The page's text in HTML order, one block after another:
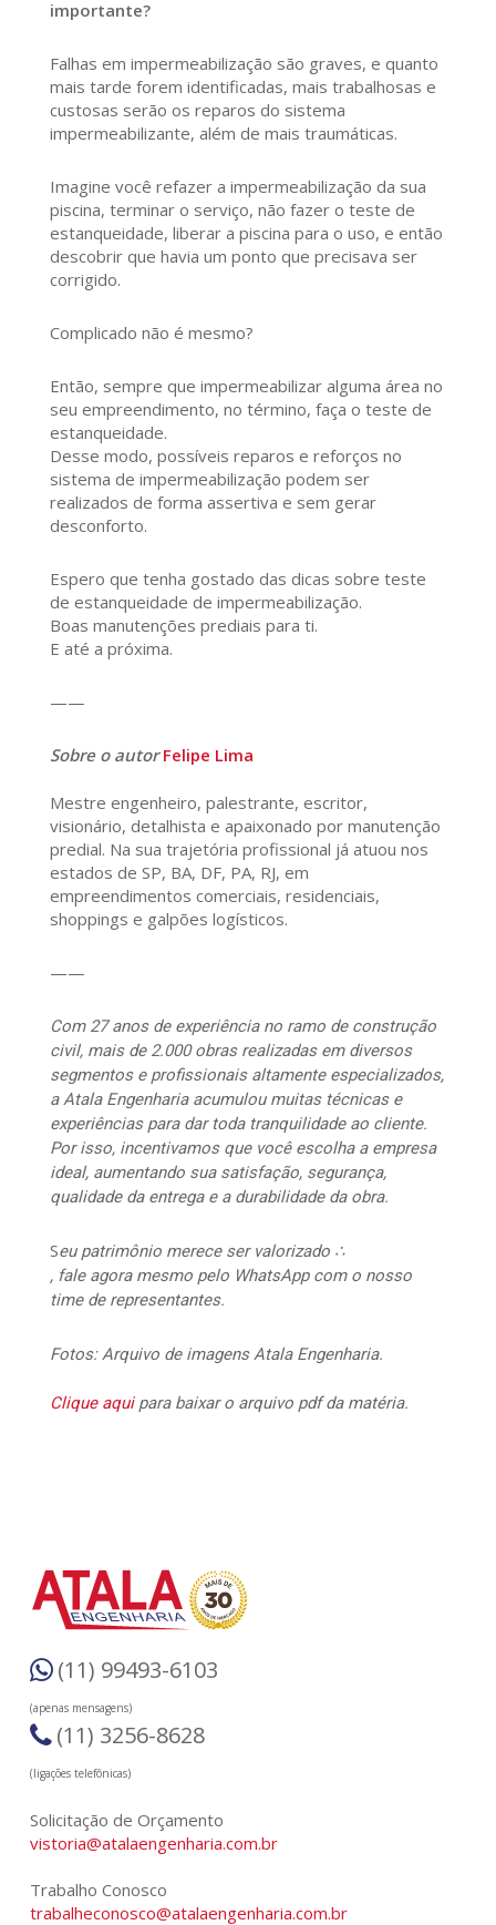
importante?
Falhas em impermeabilização são graves, e quanto
mais tarde forem identificadas, mais trabalhosas e
custosas serão os reparos do sistema
impermeabilizante, além de mais traumáticas.
Imagine você refazer a impermeabilização da sua
piscina, terminar o serviço, não fazer o teste de
estanqueidade, liberar a piscina para o uso, e então
descobrir que havia um ponto que precisava ser
corrigido.
Complicado não é mesmo?
Então, sempre que impermeabilizar alguma área no
seu empreendimento, no término, faça o teste de
estanqueidade.
Desse modo, possíveis reparos e reforços no
sistema de impermeabilização podem ser
realizados de forma assertiva e sem gerar
desconforto.
Espero que tenha gostado das dicas sobre teste
de estanqueidade de impermeabilização.
Boas manutenções prediais para ti.
E até a próxima.
——
Sobre o autorFelipe Lima
Mestre engenheiro, palestrante, escritor,
visionário, detalhista e apaixonado por manutenção
predial. Na sua trajetória profissional já atuou nos
estados de SP, BA, DF, PA, RJ, em
empreendimentos comerciais, residenciais,
shoppings e galpões logísticos.
——
Com 27 anos de experiência no ramo de construção
civil, mais de 2.000 obras realizadas em diversos
segmentos e profissionais altamente especializados,
a Atala Engenharia acumulou muitas técnicas e
experiências para dar toda tranquilidade ao cliente.
Por isso, incentivamos que você escolha a empresa
ideal, aumentando sua satisfação, segurança,
qualidade da entrega e a durabilidade da obra.
Seu patrimônio merece ser valorizado ∴
, fale agora mesmo pelo WhatsApp com o nosso
time de representantes.
Fotos: Arquivo de imagens Atala Engenharia.
Clique aquipara baixar o arquivo pdf da matéria.
(11) 99493-6103
(apenas mensagens)
(11) 3256-8628
(ligações telefônicas)
Solicitação de Orçamento
vistoria@atalaengenharia.com.br
Trabalho Conosco
trabalheconosco@atalaengenharia.com.br